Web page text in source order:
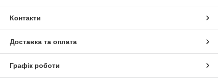
Контакти
Доставка та оплата
Графік роботи